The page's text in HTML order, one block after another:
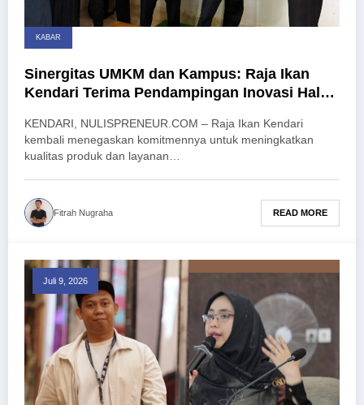
KABAR
Sinergitas UMKM dan Kampus: Raja Ikan
Kendari Terima Pendampingan Inovasi Halal
KENDARI, NULISPRENEUR.COM – Raja Ikan Kendari
kembali menegaskan komitmennya untuk meningkatkan
kualitas produk dan layanan…
Fitrah Nugraha READ MORE
Juli 9, 2026